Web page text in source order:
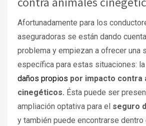
Afortunadamente para los
aseguradoras se están dando
problema y empiezan a ofrecer una
específica para estas situaciones: la
daños propios por impacto contra
cinegéticos. Ésta puede ser
ampliación optativa para el seguro
y también puede encontrarse dentro